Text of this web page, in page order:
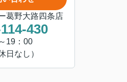
葛野大路四条店
430
19：00
日なし）